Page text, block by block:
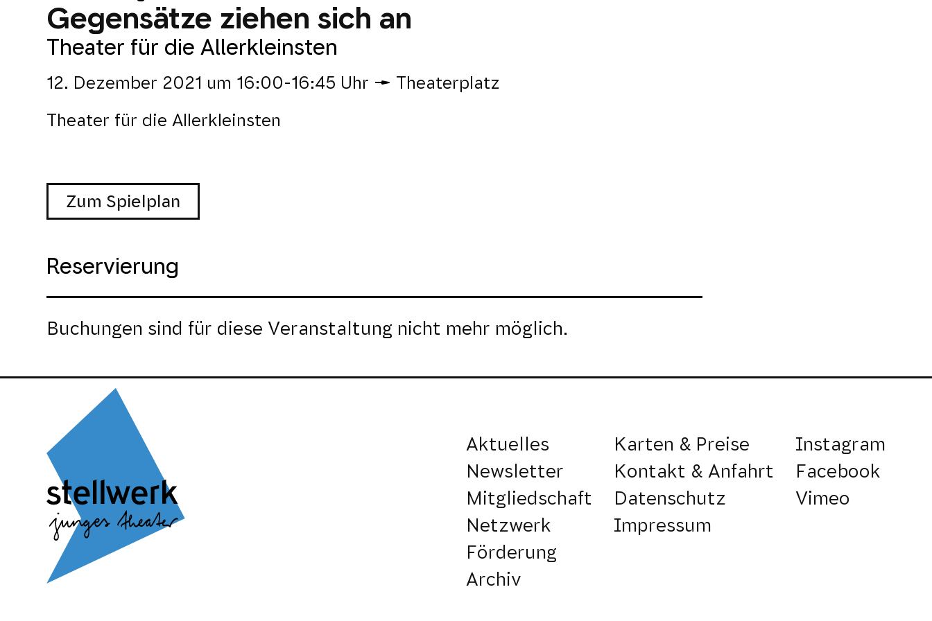
Gegensätze ziehen sich an
Theater für die Allerkleinsten
12. Dezember 2021 um 16:00-16:45 Uhr Theaterplatz
Theater für die Allerkleinsten
Zum Spielplan
Reservierung
Buchungen sind für diese Veranstaltung nicht mehr möglich.
Aktuelles
Newsletter
Mitgliedschaft
Netzwerk
Förderung
Archiv
Karten & Preise
Kontakt & Anfahrt
Datenschutz
Impressum
Instagram
Facebook
Vimeo